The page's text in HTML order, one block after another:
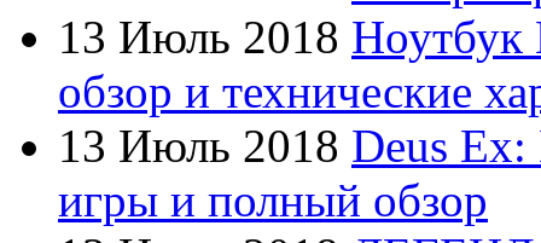
Flyper
Foxconn
Fujitsu
G-cube
13 Июль 2018 Ноутбук
обзор и технические
13 Июль 2018 Deus
игры и полный обзор